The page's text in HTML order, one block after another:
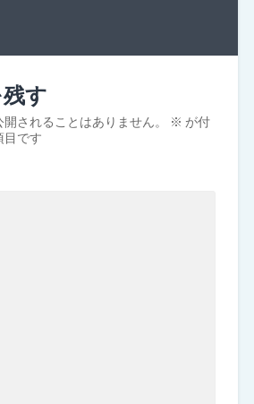
す
されることはありません。 ※ が付
目です